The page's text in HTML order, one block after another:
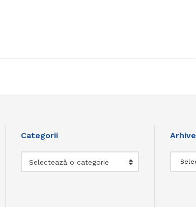
Categorii
Selectează o categorie
Arhive